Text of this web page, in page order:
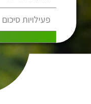
פעילויות סיכום